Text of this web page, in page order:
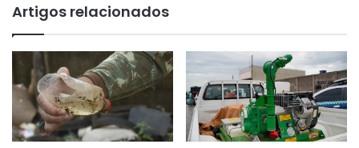
Artigos relacionados